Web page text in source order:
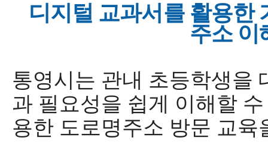
디지털 교과서를 활용한
주소
통영시는 관내 초등학생을
과 필요성을 쉽게 이해할
용한 도로명주소 방문 교